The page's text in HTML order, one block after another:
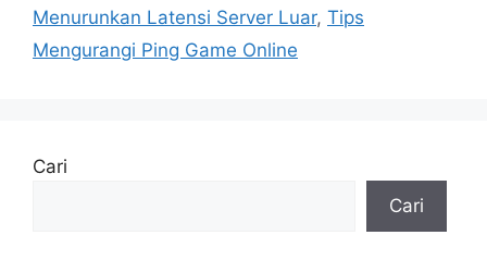
Menurunkan Latensi Server Luar, Tips
Mengurangi Ping Game Online
Cari
Cari